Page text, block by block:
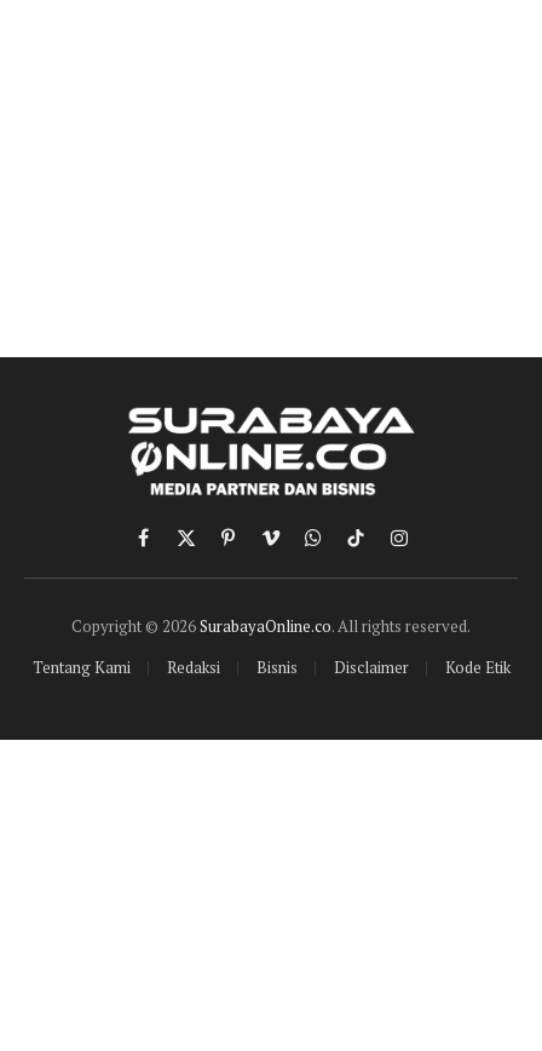
Facebook
X
(Twitter)
PinterestVimeoWhatsApp
TikTokInstagram
Copyright © 2026SurabayaOnline.co. All rights reserved.
Tentang Kami
Redaksi Bisnis Disclaimer Kode Etik